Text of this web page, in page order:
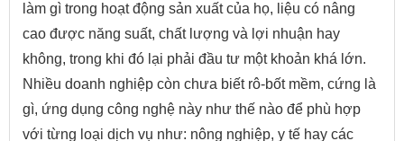
làm gì trong hoạt động sản xuất của họ, liệu có nâng
cao được năng suất, chất lượng và lợi nhuận hay
không, trong khi đó lại phải đầu tư một khoản khá lớn.
Nhiều doanh nghiệp còn chưa biết rô-bốt mềm, cứng là
gì, ứng dụng công nghệ này như thế nào để phù hợp
với từng loại dịch vụ như: nông nghiệp, y tế hay các